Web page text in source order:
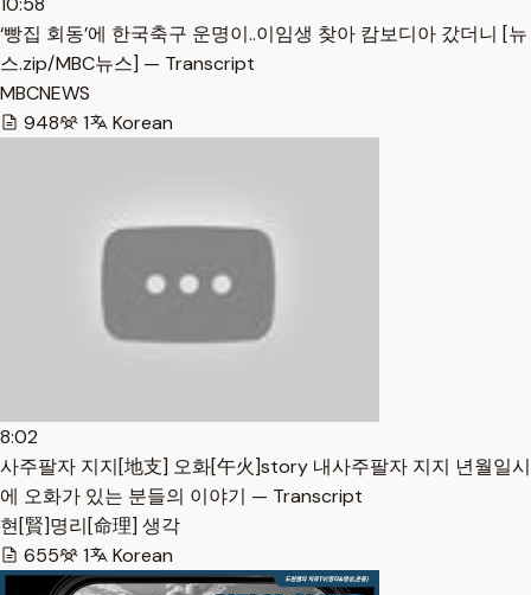
‘빵집 회동’에 한국축구 운명이..이임생 찾아 캄보디아 갔더니 [뉴
스.zip/MBC뉴스] — Transcript
MBCNEWS
948
1 Korean
8:02
사주팔자 지지[地支] 오화[午火]story 내사주팔자 지지 년월일시
에 오화가 있는 분들의 이야기 — Transcript
현[賢]명리[命理] 생각
655
1 Korean